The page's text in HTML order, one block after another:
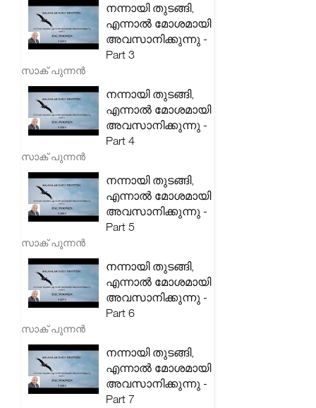
നന്നായി തുടങ്ങി,
എന്നാൽ മോശമായി
അവസാനിക്കുന്നു -
Part 3
സാക് പുന്നൻ
നന്നായി തുടങ്ങി,
എന്നാൽ മോശമായി
അവസാനിക്കുന്നു -
Part 4
സാക് പുന്നൻ
നന്നായി തുടങ്ങി,
എന്നാൽ മോശമായി
അവസാനിക്കുന്നു -
Part 5
സാക് പുന്നൻ
നന്നായി തുടങ്ങി,
എന്നാൽ മോശമായി
അവസാനിക്കുന്നു -
Part 6
സാക് പുന്നൻ
നന്നായി തുടങ്ങി,
എന്നാൽ മോശമായി
അവസാനിക്കുന്നു -
Part 7